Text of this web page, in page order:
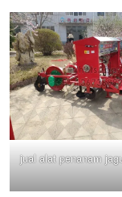
jual alat penanam